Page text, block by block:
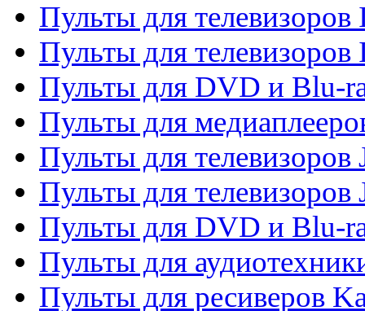
Пульты для телевизоров
Пульты для телевизоров
Пульты для DVD и Blu-
Пульты для
Пульты для телевизоров
Пульты для телевизоров
Пульты для DVD и Blu-
Пульты для
Пульты для ресиверов